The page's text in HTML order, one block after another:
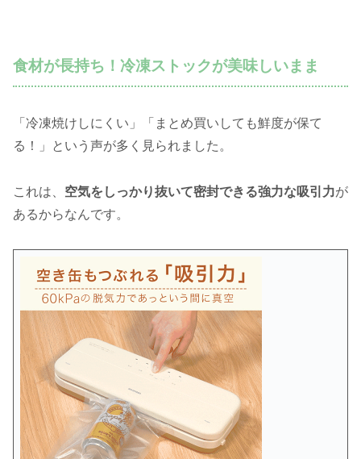
食材が長持ち！冷凍ストックが美味しいまま
「冷凍焼けしにくい」「まとめ買いしても鮮度が保て
る！」という声が多く見られました。
これは、 空気をしっかり抜いて密封できる強力な吸引力が
あるからなんです。